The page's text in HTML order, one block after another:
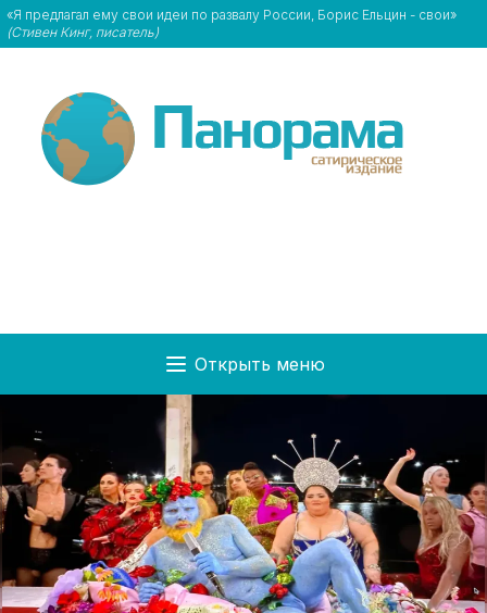
«Я предлагал ему свои идеи по развалу России, Борис Ельцин - свои»
(Стивен Кинг, писатель)
Открыть меню